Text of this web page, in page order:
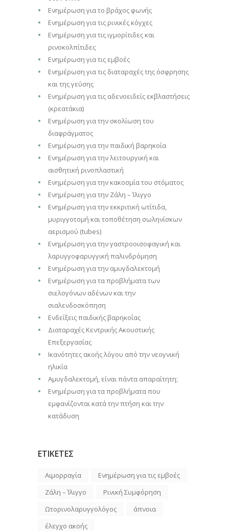
Ενημέρωση για το βράχος φωνής
Ενημέρωση για τις ρινικές κόγχες
Ενημέρωση για τις ιγμορίτιδες και
ρινοκολπίτιδες
Ενημέρωση για τις εμβοές
Ενημέρωση για τις διαταραχές της όσφρησης
και της γεύσης
Ενημέρωση για τις αδενοειδείς εκβλαστήσεις
(κρεατάκια)
Ενημέρωση για την σκολίωση του
διαφράγματος
Ενημέρωση για την παιδική βαρηκοία
Ενημέρωση για την λειτουργική και
αισθητική ρινοπλαστική
Ενημέρωση για την κακοσμία του στόματος
Ενημέρωση για την Ζάλη – Ίλιγγο
Ενημέρωση για την εκκριτική ωτίτιδα,
μυριγγοτομή και τοποθέτηση σωληνίσκων
αερισμού (tubes)
Ενημέρωση για την γαστροοισοφαγική και
λαρυγγοφαρυγγική παλινδρόμηση
Ενημέρωση για την αμυγδαλεκτομή
Ενημέρωση για τα προβλήματα των
σιελογόνων αδένων και την
σιαλενδοσκόπηση
Ενδείξεις παιδικής βαρηκοΐας
Διαταραχές Κεντρικής Ακουστικής
Επεξεργασίας
Iκανότητες ακοής λόγου από την νεογνική
ηλικία
Αμυγδαλεκτομή, είναι πάντα απαραίτητη;
Ενημέρωση για τα προβλήματα που
εμφανίζονται κατά την πτήση και την
κατάδυση
ΕΤΙΚΕΤΕΣ
Αιμορραγία
Ενημέρωση για τις εμβοές
Ζάλη – Ίλιγγο
Ρινική Συμφόρηση
Ωτορινολαρυγγολόγος
άπνοια
έλεγχο ακοής